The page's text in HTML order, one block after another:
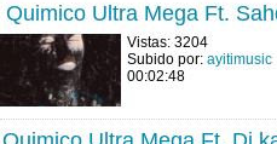
Quimico Ultra Mega Ft.
Vistas: 3204
Subido por: ayitimusic
00:02:48